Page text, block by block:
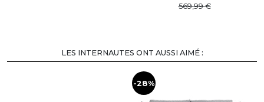
569,99
LES INTERNAUTES ONT AUSSI AIMÉ :
-28%